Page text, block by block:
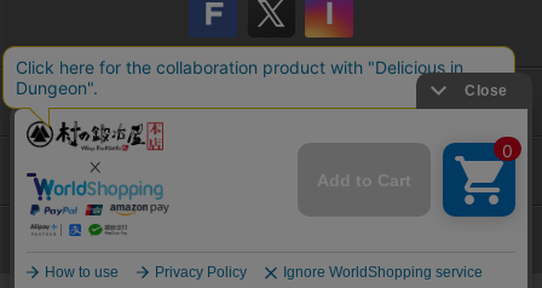
会社概要
お問い合わせ
特定商取引法に基づく表示